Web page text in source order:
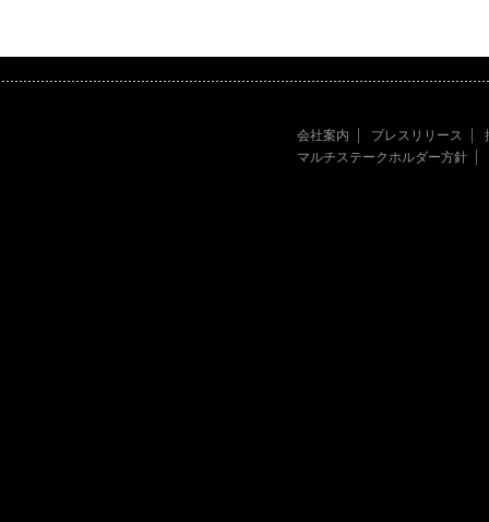
会社案内 プレスリリース
マルチステークホルダー方針